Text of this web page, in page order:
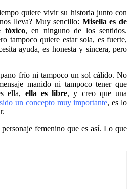
quiere vivir su historia junto con
lleva? Muy sencillo: Misella es de
tóxico, en ninguno de los sentidos.
tampoco quiere estar sola, es fuerte,
ayuda, es honesta y sincera, pero
frío ni tampoco un sol cálido. No
manido ni tampoco tener que
ella, ella es libre, y creo que una
un concepto muy importante, es lo
femenino que es así. Lo que